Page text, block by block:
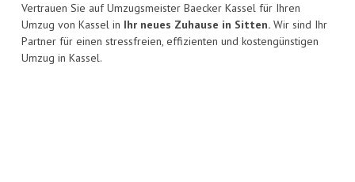
Vertrauen Sie auf Umzugsmeister Baecker Kassel für Ihren
Umzug von Kassel in Ihr neues Zuhause in Sitten. Wir sind Ihr
Partner für einen stressfreien, effizienten und kostengünstigen
Umzug in Kassel.